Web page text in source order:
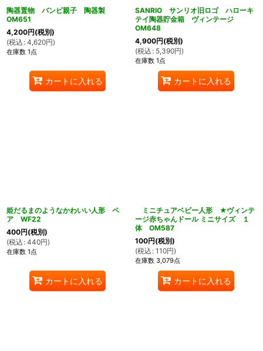
陶器置物 バンビ親子 陶器製
OM651
4,200円(税別)
(税込 : 4,620円)
在庫数 1点
カートに入れる
SANRIO サンリオ旧ロゴ ハローキ
テイ陶器貯金箱 ヴィンテージ
OM648
4,900円(税別)
(税込 : 5,390円)
在庫数 1点
カートに入れる
姫だるまのようなかわいい人形 ペ
ア WF22
400円(税別)
(税込 : 440円)
在庫数 1点
カートに入れる
ミニチュアベビー人形 ★ヴィンテ
ージ赤ちゃんドール ミニサイズ １
体 OM587
100円(税別)
(税込 : 110円)
在庫数 3,079点
カートに入れる
堂